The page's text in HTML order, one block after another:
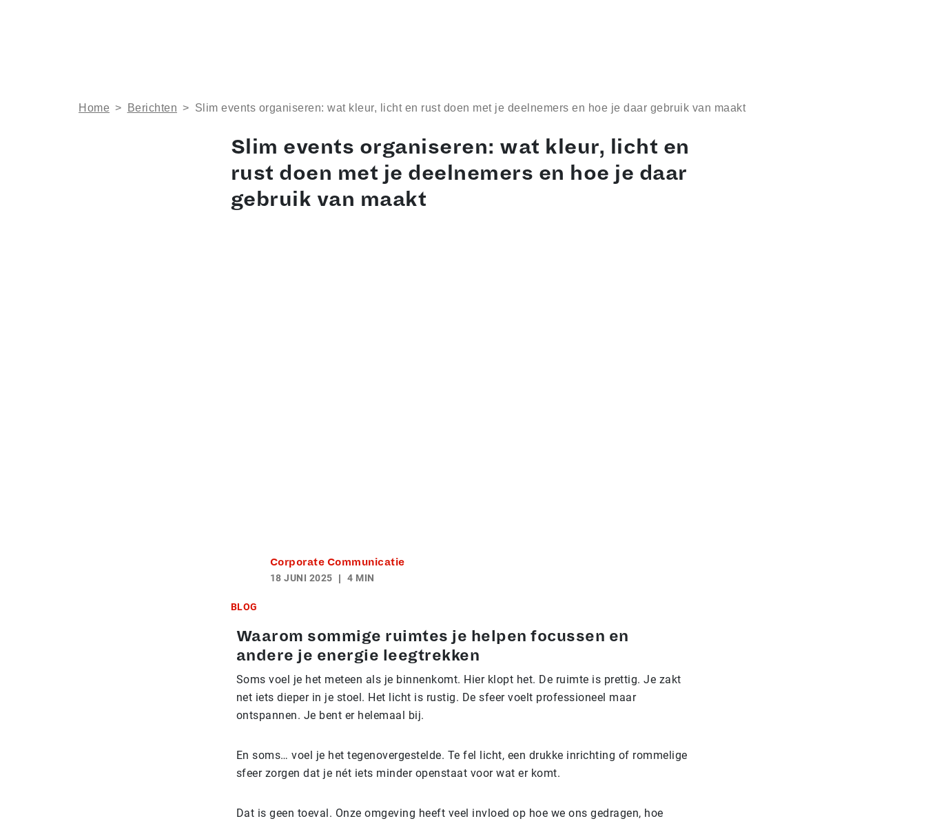
Home > Berichten > Slim events organiseren: wat kleur, licht en rust doen met je deelnemers en hoe je daar gebruik van maakt
Slim events organiseren: wat kleur, licht en
rust doen met je deelnemers en hoe je daar
gebruik van maakt
Corporate Communicatie
18 JUNI 2025
4 MIN
BLOG
Waarom sommige ruimtes je helpen focussen en
andere je energie leegtrekken
Soms voel je het meteen als je binnenkomt. Hier klopt het. De ruimte is prettig. Je zakt
net iets dieper in je stoel. Het licht is rustig. De sfeer voelt professioneel maar
ontspannen. Je bent er helemaal bij.
En soms… voel je het tegenovergestelde. Te fel licht, een drukke inrichting of rommelige
sfeer zorgen dat je nét iets minder openstaat voor wat er komt.
Dat is geen toeval. Onze omgeving heeft veel invloed op hoe we ons gedragen, hoe